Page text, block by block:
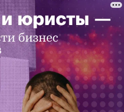
Эдтех-